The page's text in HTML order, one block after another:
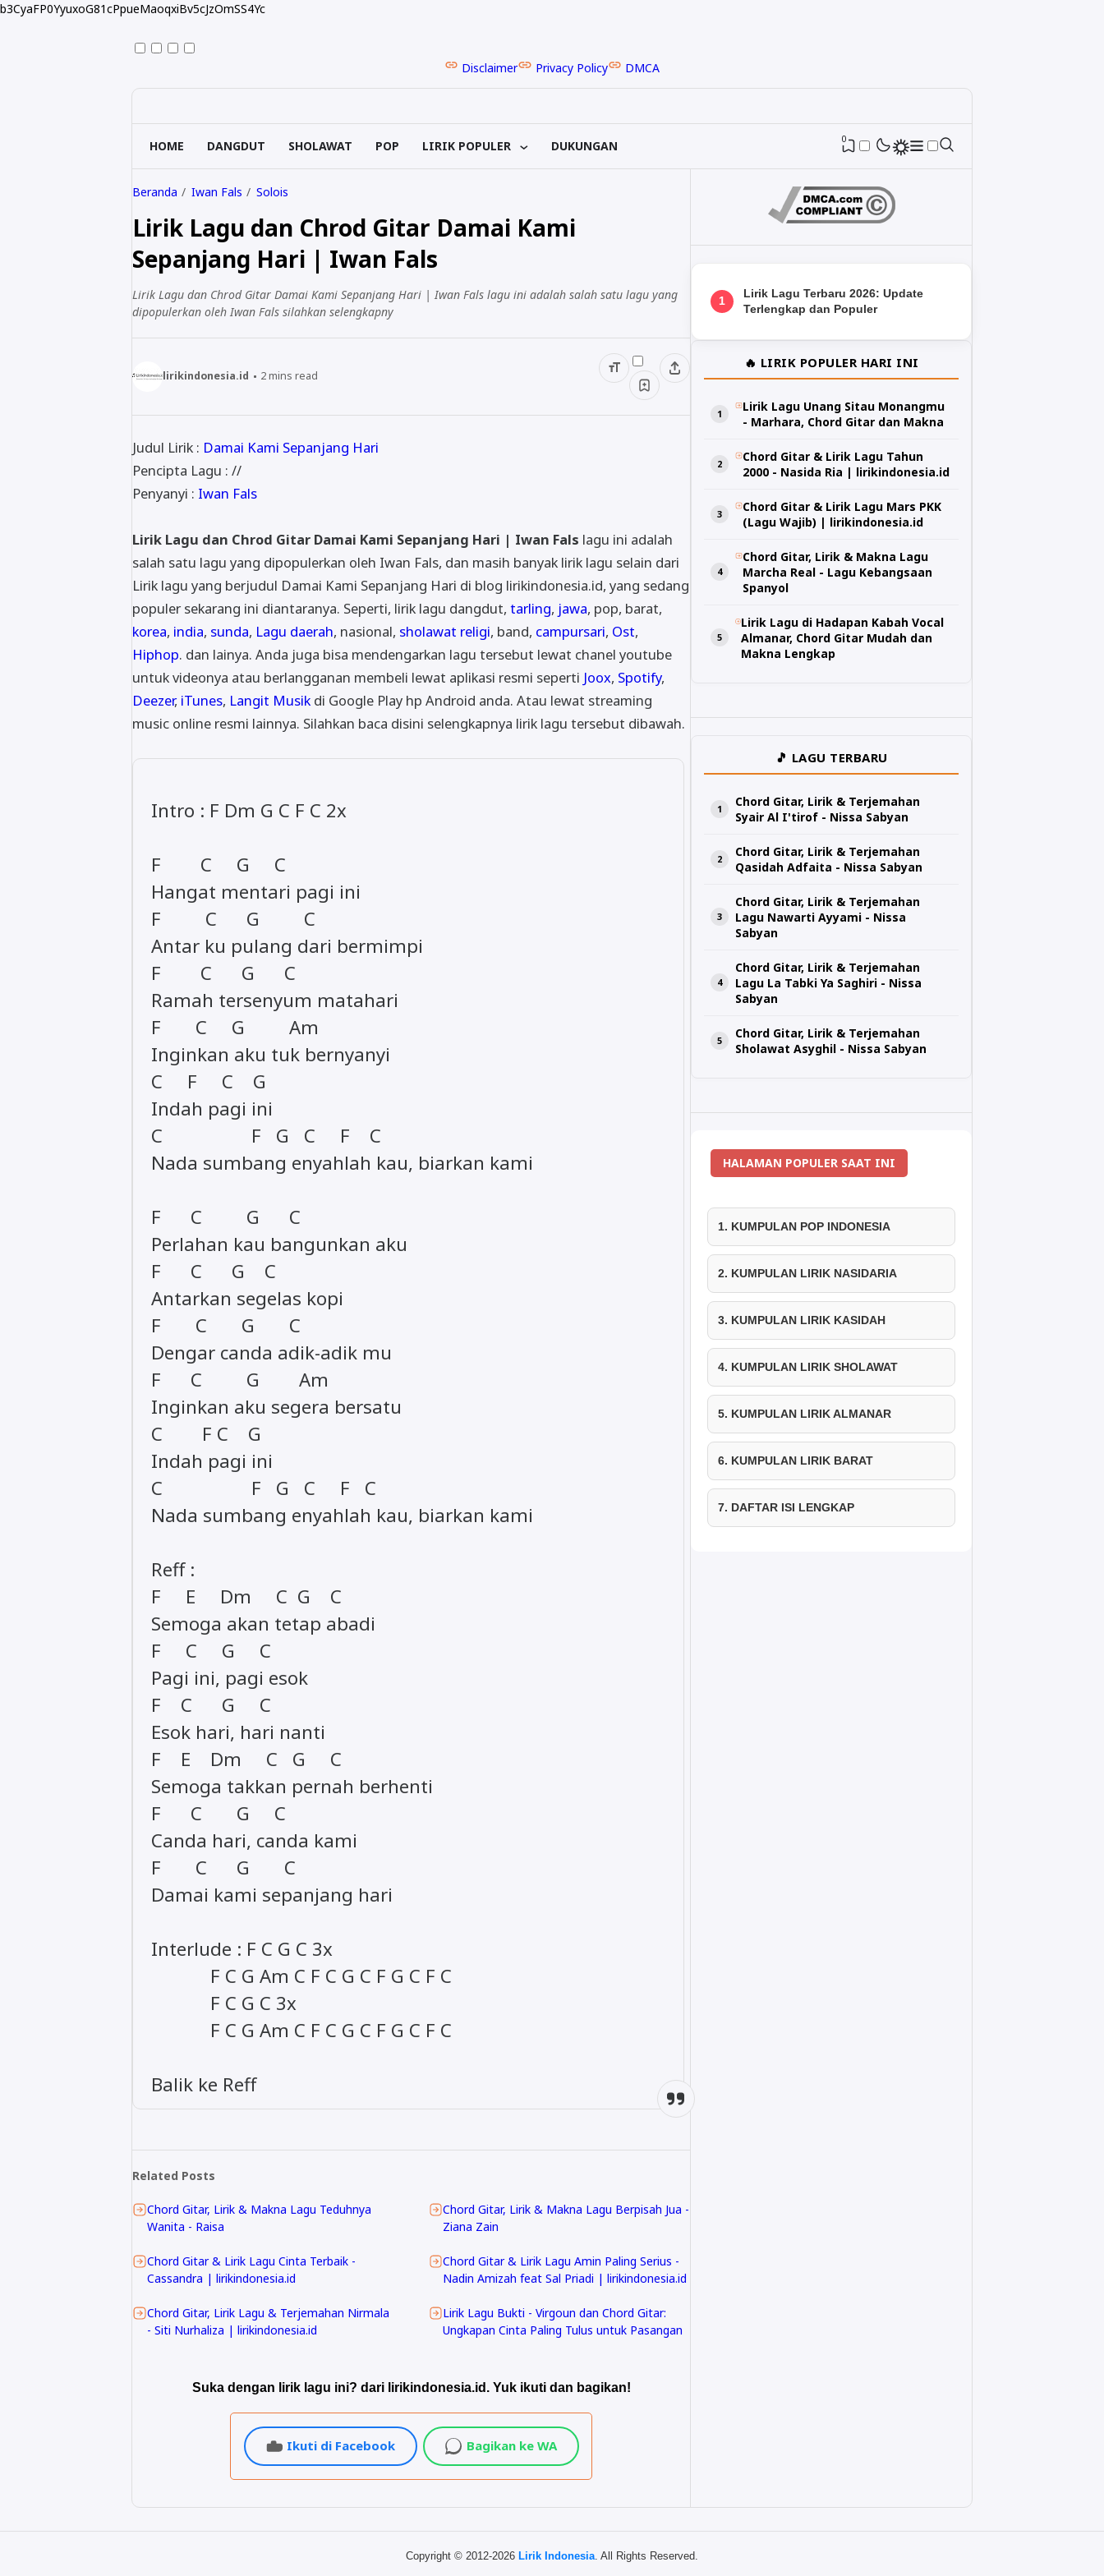
b3CyaFP0YyuxoG81cPpueMaoqxiBv5cJzOmSS4Yc
Disclaimer Privacy Policy DMCA
HOME DANGDUT SHOLAWAT POP LIRIK POPULER DUKUNGAN 0
Beranda Iwan Fals Solois
Lirik Lagu dan Chrod Gitar Damai Kami
Sepanjang Hari | Iwan Fals
Lirik Lagu dan Chrod Gitar Damai Kami Sepanjang Hari | Iwan Fals lagu ini adalah salah satu lagu yang
dipopulerkan oleh Iwan Fals silahkan selengkapny
lirikindonesia.id 2mins read
Judul Lirik : Damai Kami Sepanjang Hari
Pencipta Lagu : //
Penyanyi : Iwan Fals
Lirik Lagu dan Chrod Gitar Damai Kami Sepanjang Hari | Iwan Fals lagu ini adalah
salah satu lagu yang dipopulerkan oleh Iwan Fals, dan masih banyak lirik lagu selain dari
Lirik lagu yang berjudul Damai Kami Sepanjang Hari di blog lirikindonesia.id, yang sedang
populer sekarang ini diantaranya. Seperti, lirik lagu dangdut, tarling, jawa, pop, barat,
korea, india, sunda, Lagu daerah, nasional, sholawat religi, band, campursari, Ost,
Hiphop. dan lainya. Anda juga bisa mendengarkan lagu tersebut lewat chanel youtube
untuk videonya atau berlangganan membeli lewat aplikasi resmi seperti Joox, Spotify,
Deezer, iTunes, Langit Musik di Google Play hp Android anda. Atau lewat streaming
music online resmi lainnya. Silahkan baca disini selengkapnya lirik lagu tersebut dibawah.
Intro : F Dm G C F C 2x
F C G C
Hangat mentari pagi ini
F C G C
Antar ku pulang dari bermimpi
F C G C
Ramah tersenyum matahari
F C G Am
Inginkan aku tuk bernyanyi
C F C G
Indah pagi ini
C F G C F C
Nada sumbang enyahlah kau, biarkan kami
F C G C
Perlahan kau bangunkan aku
F C G C
Antarkan segelas kopi
F C G C
Dengar canda adik-adik mu
F C G Am
Inginkan aku segera bersatu
C F C G
Indah pagi ini
C F G C F C
Nada sumbang enyahlah kau, biarkan kami
Reff :
F E Dm C G C
Semoga akan tetap abadi
F C G C
Pagi ini, pagi esok
F C G C
Esok hari, hari nanti
F E Dm C G C
Semoga takkan pernah berhenti
F C G C
Canda hari, canda kami
F C G C
Damai kami sepanjang hari
Interlude : F C G C 3x
F C G Am C F C G C F G C F C
F C G C 3x
F C G Am C F C G C F G C F C
Balik ke Reff
Related Posts
Chord Gitar, Lirik & Makna Lagu Teduhnya
Wanita - Raisa
Chord Gitar, Lirik & Makna Lagu Berpisah Jua -
Ziana Zain
Chord Gitar & Lirik Lagu Cinta Terbaik -
Cassandra | lirikindonesia.id
Chord Gitar & Lirik Lagu Amin Paling Serius -
Nadin Amizah feat Sal Priadi | lirikindonesia.id
Chord Gitar, Lirik Lagu & Terjemahan Nirmala
- Siti Nurhaliza | lirikindonesia.id
Lirik Lagu Bukti - Virgoun dan Chord Gitar:
Ungkapan Cinta Paling Tulus untuk Pasangan
Suka dengan lirik lagu ini? dari lirikindonesia.id. Yuk ikuti dan bagikan!
Ikuti di Facebook Bagikan ke WA
1
Lirik Lagu Terbaru 2026: Update
Terlengkap dan Populer
🔥 LIRIK POPULER HARI INI
Lirik Lagu Unang Sitau Monangmu
- Marhara, Chord Gitar dan Makna
Chord Gitar & Lirik Lagu Tahun
2000 - Nasida Ria | lirikindonesia.id
Chord Gitar & Lirik Lagu Mars PKK
(Lagu Wajib) | lirikindonesia.id
Chord Gitar, Lirik & Makna Lagu
Marcha Real - Lagu Kebangsaan
Spanyol
Lirik Lagu di Hadapan Kabah Vocal
Almanar, Chord Gitar Mudah dan
Makna Lengkap
🎵 LAGU TERBARU
Chord Gitar, Lirik & Terjemahan
Syair Al I'tirof - Nissa Sabyan
Chord Gitar, Lirik & Terjemahan
Qasidah Adfaita - Nissa Sabyan
Chord Gitar, Lirik & Terjemahan
Lagu Nawarti Ayyami - Nissa
Sabyan
Chord Gitar, Lirik & Terjemahan
Lagu La Tabki Ya Saghiri - Nissa
Sabyan
Chord Gitar, Lirik & Terjemahan
Sholawat Asyghil - Nissa Sabyan
HALAMAN POPULER SAAT INI
1. KUMPULAN POP INDONESIA
2. KUMPULAN LIRIK NASIDARIA
3. KUMPULAN LIRIK KASIDAH
4. KUMPULAN LIRIK SHOLAWAT
5. KUMPULAN LIRIK ALMANAR
6. KUMPULAN LIRIK BARAT
7. DAFTAR ISI LENGKAP
Copyright © 2012-2026 Lirik Indonesia. All Rights Reserved.